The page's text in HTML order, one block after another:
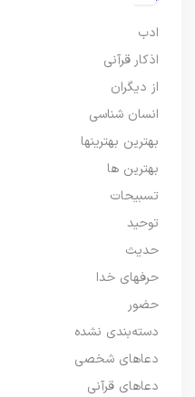
ادب
اذکار قرآنی
از دیگران
انسان شناسی
بهترین بهترینها
بهترین ها
تسبیحات
توحید
حدیث
حرفهای خدا
حضور
دسته‌بندی نشده
دعاهای شخصی
دعاهای قرآنی